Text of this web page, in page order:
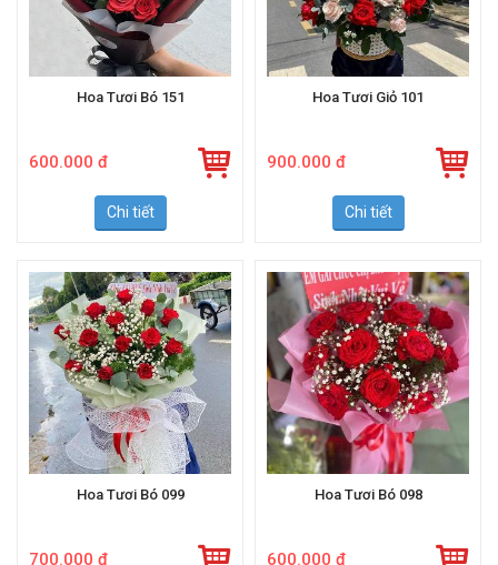
Chi tiết Chi tiết